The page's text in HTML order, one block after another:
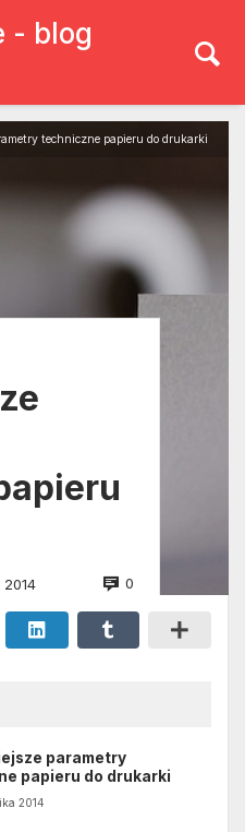
- blog
techniczne papieru do drukarki
0
parametry
papieru do drukarki
2014